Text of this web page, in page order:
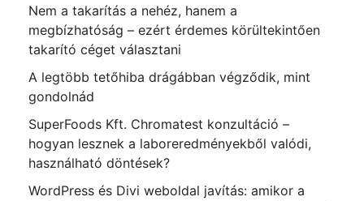
Nem a takarítás a nehéz, hanem a
megbízhatóság – ezért érdemes körültekintően
takarító céget választani
A legtöbb tetőhiba drágábban végződik, mint
gondolnád
SuperFoods Kft. Chromatest konzultáció –
hogyan lesznek a laboreredményekből valódi,
használható döntések?
WordPress és Divi weboldal javítás: amikor a